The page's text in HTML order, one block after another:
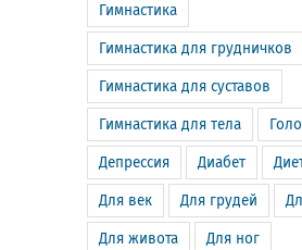
Гимнастика
Гимнастика для грудничков
Гимнастика для суставов
Гимнастика для тела
Депрессия Диабет
Для век Для грудей
Для живота Для ног